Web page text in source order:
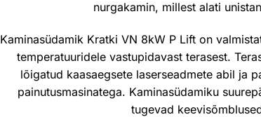
nurgakamin, millest alati
Kaminasüdamik Kratki VN 8kW P Lift on
temperatuuridele vastupidavast terasest.
lõigatud kaasaegsete laserseadmete abil ja
painutusmasinatega. Kaminasüdamiku
tugevad